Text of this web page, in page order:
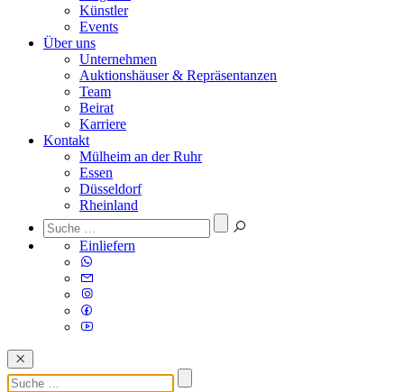
Künstler
Events
Über uns
Unternehmen
Auktionshäuser & Repräsentanzen
Team
Beirat
Karriere
Kontakt
Mülheim an der Ruhr
Essen
Düsseldorf
Rheinland
Einliefern